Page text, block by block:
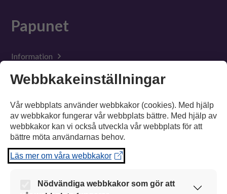
Papunet
Information
Material
Tillgänglighet
Suomeksi
In English
Webbkakeinställningar
Vår webbplats använder webbkakor (cookies). Med hjälp
av webbkakor fungerar vår webbplats bättre. Med hjälp av
webbkakor kan vi också utveckla vår webbplats för att
bättre möta användarnas behov.
Läs mer om våra webbkakor
Nödvändiga webbkakor som gör att